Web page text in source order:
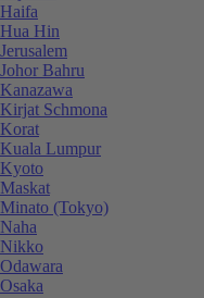
Haifa
Hua Hin
Jerusalem
Johor Bahru
Kanazawa
Kirjat Schmona
Korat
Kuala Lumpur
Kyoto
Maskat
Minato (Tokyo)
Naha
Nikko
Odawara
Osaka